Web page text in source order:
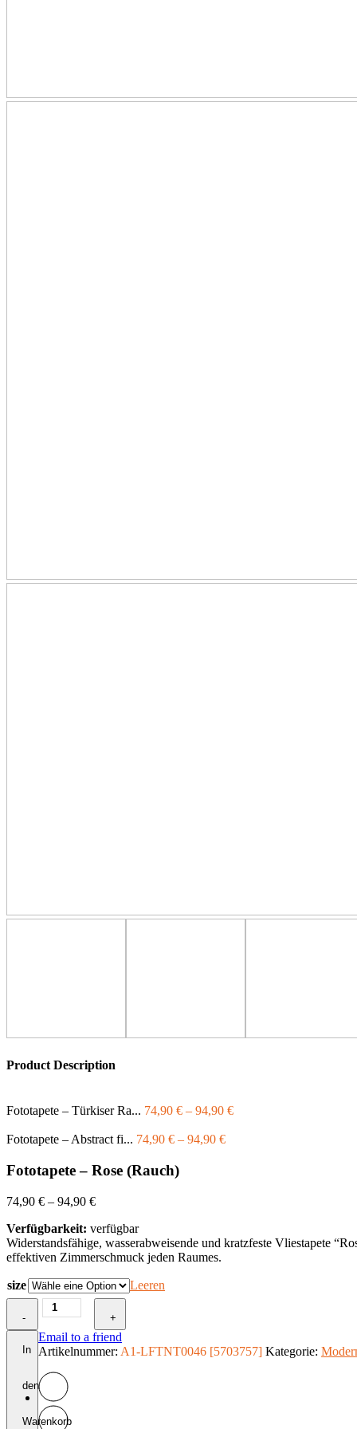
Product Description
Fototapete – Türkiser Ra... 74,90 € – 94,90 €
Fototapete – Abstract fi... 74,90 € – 94,90 €
Fototapete – Rose (Rauch)
74,90 € – 94,90 €
Verfügbarkeit: verfügbar
Widerstandsfähige, wasserabweisende und kratzfeste Vliestapete
effektiven Zimmerschmuck jeden Raumes.
size Leeren
-
Fototapete
-
Rose
(Rauch)
+
In
den
Warenkorb
Email to a friend
Artikelnummer: A1-LFTNT0046 [5703757] Kategorie: